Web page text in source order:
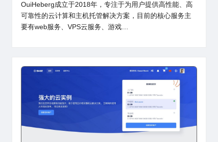
OuiHeberg成立于2018年，专注于为用户提供高性能、高
可靠性的云计算和主机托管解决方案，目前的核心服务主
要有web服务、VPS云服务、游戏…